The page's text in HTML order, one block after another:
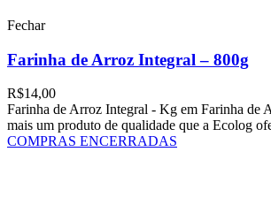
Fechar
Farinha de Arroz Integral – 800g
R$14,00
Farinha de Arroz Integral - Kg em Farinha de
mais um produto de qualidade que a Ecolog
COMPRAS ENCERRADAS